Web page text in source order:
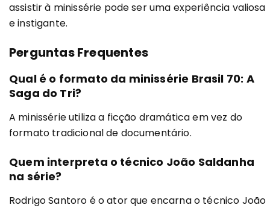
assistir à minissérie pode ser uma experiência valiosa
e instigante.
Perguntas Frequentes
Qual é o formato da minissérie Brasil 70: A
Saga do Tri?
A minissérie utiliza a ficção dramática em vez do
formato tradicional de documentário.
Quem interpreta o técnico João Saldanha
na série?
Rodrigo Santoro é o ator que encarna o técnico João